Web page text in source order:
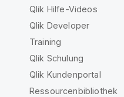
Qlik Hilfe-Videos
Qlik Developer
Training
Qlik Schulung
Qlik Kundenportal
Ressourcenbibliothek